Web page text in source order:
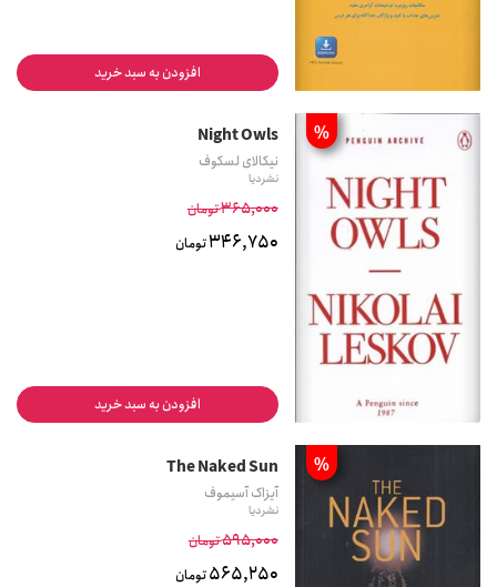
افزودن به سبد خرید
%
Night Owls
نیکالای‏ لسکوف‏
نشر دیا
365,000تومان
346,750تومان
افزودن به سبد خرید
%
The Naked Sun
آیزاک آسیموف
نشر دیا
595,000تومان
565,250تومان